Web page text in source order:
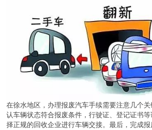
在徐水地区，办理报废汽车手续需要注意几个
认车辆状态符合报废条件，行驶证、登记证书
择正规的回收企业进行车辆交接。最后，完成